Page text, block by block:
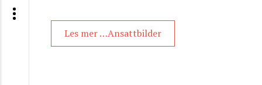
Les mer …Ansattbilder